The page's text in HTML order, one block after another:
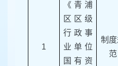
1
《青浦
区区级
行政事
业单位
国有资
制
范